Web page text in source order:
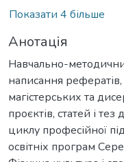
Показати 4 більше
Анотація
Навчально-
написання
магістерських та
проєктів, статей і тез
циклу професійної
освітніх програм